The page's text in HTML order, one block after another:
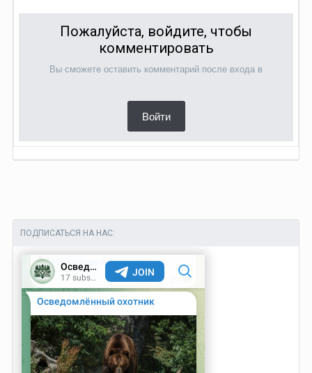
Пожалуйста, войдите, чтобы
комментировать
Вы сможете оставить комментарий после входа в
Войти
ПОДПИСАТЬСЯ НА НАС: